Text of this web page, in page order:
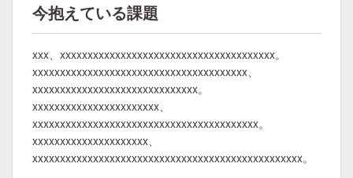
今抱えている課題
xxx、xxxxxxxxxxxxxxxxxxxxxxxxxxxxxxxxxxxxxxx。
xxxxxxxxxxxxxxxxxxxxxxxxxxxxxxxxxxxxxxx、
xxxxxxxxxxxxxxxxxxxxxxxxxxxxxx。
xxxxxxxxxxxxxxxxxxxxxxx、
xxxxxxxxxxxxxxxxxxxxxxxxxxxxxxxxxxxxxxxxx。
xxxxxxxxxxxxxxxxxxxxx、
xxxxxxxxxxxxxxxxxxxxxxxxxxxxxxxxxxxxxxxxxxxxxxxxx。